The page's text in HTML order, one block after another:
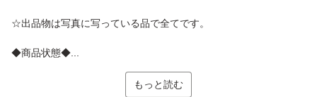
☆出品物は写真に写っている品で全てです。
◆商品状態◆...
もっと読む